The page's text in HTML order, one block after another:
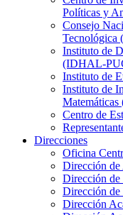
Políticas y
Consejo
Instituto de
(IDHAL-
Instituto de
Instituto de
Centro de
Direcciones
Oficina
Dirección de
Dirección de
Dirección
Dirección